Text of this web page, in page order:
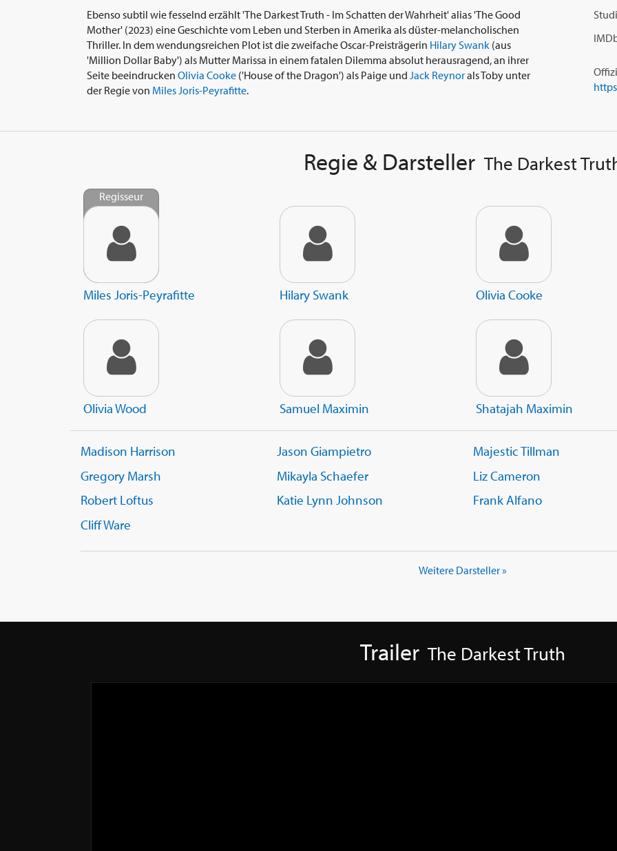
Ebenso subtil wie fesselnd erzählt 'The Darkest Truth - Im Schatten der Wahrheit' alias 'The Good
Mother' (2023) eine Geschichte vom Leben und Sterben in Amerika als düster-melancholischen
Thriller. In dem wendungsreichen Plot ist die zweifache Oscar-Preisträgerin Hilary Swank (aus
'Million Dollar Baby') als Mutter Marissa in einem fatalen Dilemma absolut herausragend, an ihrer
Seite beeindrucken Olivia Cooke ('House of the Dragon') als Paige und Jack Reynorals Toby unter
der Regie von Miles Joris-Peyrafitte.
Regie & Darsteller The Darkest
Regisseur
Miles Joris-Peyrafitte Hilary Swank Olivia Cooke
Olivia Wood Samuel Maximin Shatajah Maximin
Madison Harrison Jason Giampietro Majestic Tillman
Gregory Marsh
Mikayla Schaefer Liz Cameron
Robert Loftus
Katie Lynn Johnson Frank Alfano
Cliff Ware
Weitere Darsteller »
Trailer The Darkest Truth